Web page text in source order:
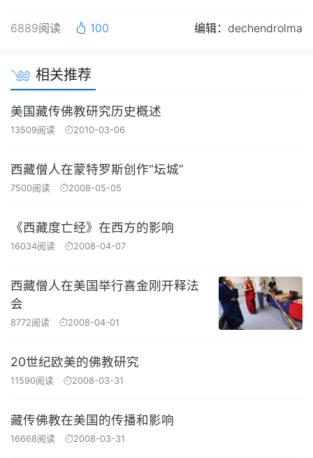
6889阅读 100 编辑：dechendrolma
相关推荐
美国藏传佛教研究历史概述
13509阅读 2010-03-06
西藏僧人在蒙特罗斯创作“坛城”
7500阅读 2008-05-05
《西藏度亡经》在西方的影响
16034阅读 2008-04-07
西藏僧人在美国举行喜金刚开释法
会
8772阅读 2008-04-01
20世纪欧美的佛教研究
11590阅读 2008-03-31
藏传佛教在美国的传播和影响
16668阅读 2008-03-31